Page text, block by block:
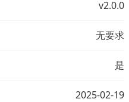
v2.0.0
无要求
是
2025-02-19